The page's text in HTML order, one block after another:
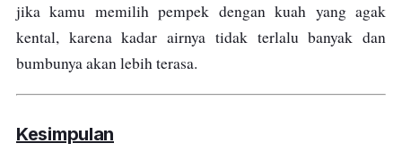
jika kamu memilih pempek dengan kuah yang agak
kental, karena kadar airnya tidak terlalu banyak dan
bumbunya akan lebih terasa.
Kesimpulan